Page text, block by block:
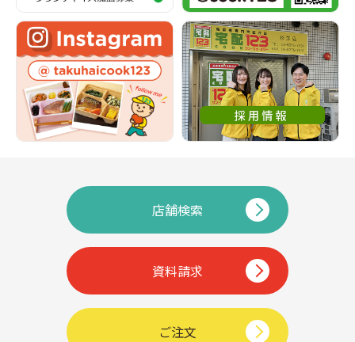
店舗検索
資料請求
ご注文